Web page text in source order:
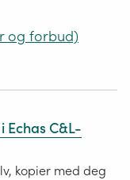
og forbud)
Echas C&L-
kopier med deg